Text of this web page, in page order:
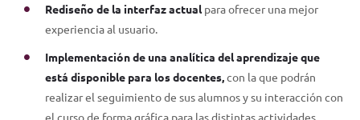
Rediseño de la interfaz actualpara ofrecer una mejor
experiencia al usuario.
Implementación de una analítica del aprendizaje que
está disponible para los docentes,con la que podrán
realizar el seguimiento de sus alumnos y su interacción con
el curso de forma gráfica para las distintas actividades